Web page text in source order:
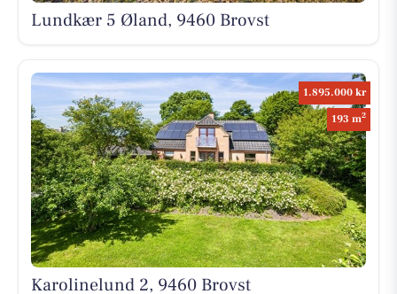
Lundkær 5 Øland, 9460 Brovst
1.895.000 kr
193 m2
Karolinelund 2, 9460 Brovst